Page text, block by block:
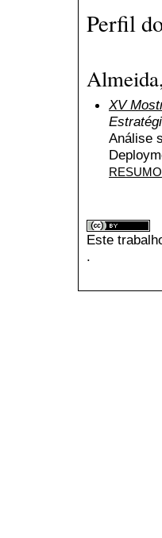
Perfil
XV
Análise
RESUMO
Este
.